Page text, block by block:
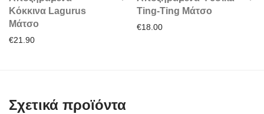
Κόκκινα Lagurus
Μάτσο
€21.90
Ting-Ting Μάτσο
€18.00
Σχετικά προϊόντα